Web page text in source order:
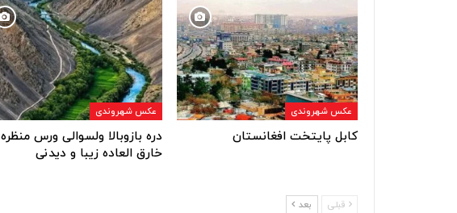
عکس شهروندی
کابل پایتخت افغانستان
عکس شهروندی
دره بازوبالا ولسوالی ورس منظره
خارق العاده زیبا و دیدنی
قبلی بعد